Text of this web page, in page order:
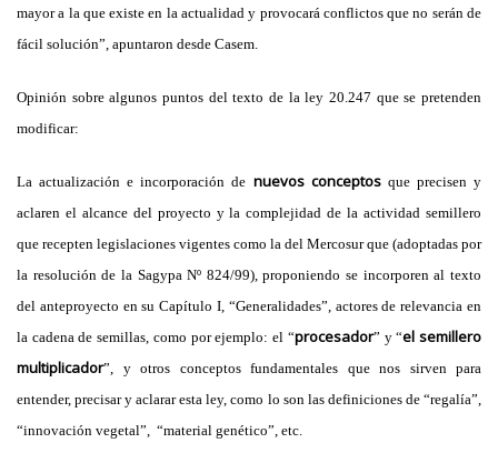
mayor a la que existe en la actualidad y provocará conflictos que no serán de
fácil solución”, apuntaron desde Casem.
Opinión sobre algunos puntos del texto de la ley 20.247 que se pretenden
modificar:
La actualización e incorporación de nuevos conceptosque precisen y
aclaren el alcance del proyecto y la complejidad de la actividad semillero
que recepten legislaciones vigentes como la del Mercosur que (adoptadas por
la resolución de la Sagypa Nº 824/99), proponiendo se incorporen al texto
del anteproyecto en su Capítulo I, “Generalidades”, actores de relevancia en
la cadena de semillas, como por ejemplo: el “procesador” y “el semillero
multiplicador”, y otros conceptos fundamentales que nos sirven para
entender, precisar y aclarar esta ley, como lo son las definiciones de “regalía”,
“innovación vegetal”, “material genético”, etc.